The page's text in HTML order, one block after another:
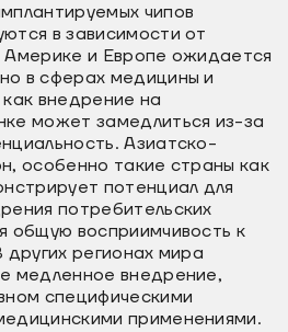
чипов
в зависимости от
и Европе ожидается
в сферах медицины и
внедрение на
может замедлиться из-за
Азиатско-
особенно такие страны как
потенциал для
потребительских
общую восприимчивость к
регионах мира
медленное внедрение,
специфическими
применениями.